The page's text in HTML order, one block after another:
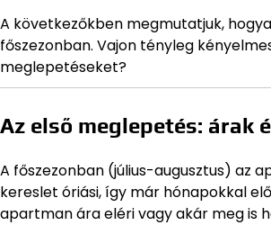
A következőkben megmutatjuk,
főszezonban. Vajon tényleg
meglepetéseket?
Az első meglepetés: árak
A főszezonban (július-augusztus) az
kereslet óriási, így már hónapokkal
apartman ára eléri vagy akár meg is